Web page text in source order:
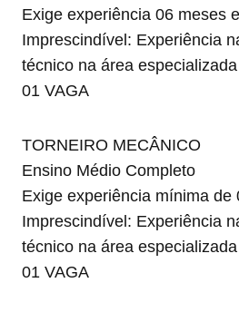
Exige experiência 06 meses
Imprescindível: Experiência
técnico na área especializada
01 VAGA
TORNEIRO MECÂNICO
Ensino Médio Completo
Exige experiência mínima de
Imprescindível: Experiência
técnico na área especializada
01 VAGA